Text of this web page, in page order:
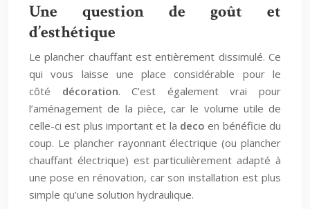
Une question de goût et
d’esthétique
Le plancher chauffant est entièrement dissimulé. Ce
qui vous laisse une place considérable pour le
côté décoration. C’est également vrai pour
l’aménagement de la pièce, car le volume utile de
celle-ci est plus important et la deco en bénéficie du
coup. Le plancher rayonnant électrique (ou plancher
chauffant électrique) est particulièrement adapté à
une pose en rénovation, car son installation est plus
simple qu’une solution hydraulique.